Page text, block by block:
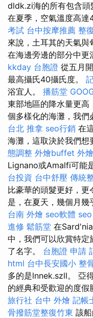
dldk.zi海的所有包含
在夏季，空氣溫度高達
考試 台中按摩推薦 整
來說，土耳其的天氣
在海邊旁邊的部分中更
kkday 台胞證 從五月
最高攝氏40攝氏度。
浴宜人。 播筋堂
東部地區的降水量更
個多樣化的海灘，我們
台北 推拿 seo行銷 在
海灘，這取決於我們想
態調整 外燴buffet 外
Lignano或Amalfi可能
台投資 台中舒壓 傳統
比豪華的頭髮更好，
是，在夏天，幾個月幾
台南 外燴 seo軟體
進修 鬆筋堂 在
中，我們可以欣賞特定
了名字。 台胞證 申請
html 台中長安國小 整
多的是lnnek.szll。 亞
的經典和受歡迎的度假
旅行社 台中 外燴 記帳
骨撥筋堂整復竹東 該